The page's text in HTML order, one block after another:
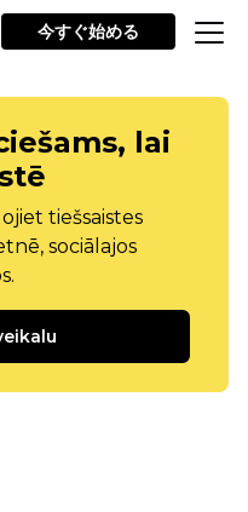
今すぐ始める
lai
tiešsaistes
sociālajos